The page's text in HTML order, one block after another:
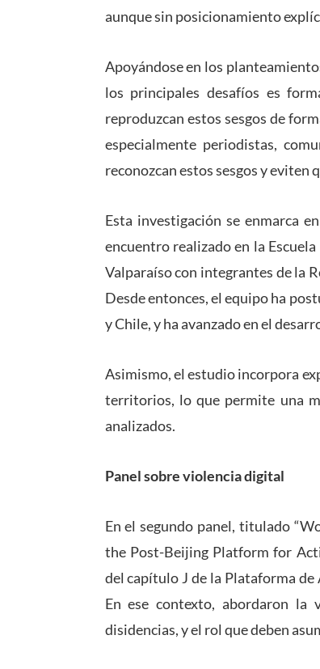
aunque sin posicionamiento
Apoyándose en los
los principales desafíos es
reproduzcan estos sesgos de
especialmente periodistas,
reconozcan estos sesgos y eviten
Esta investigación se enmarca
encuentro realizado en la
Valparaíso con integrantes de la
Desde entonces, el equipo ha
y Chile, y ha avanzado en el
Asimismo, el estudio incorpora
territorios, lo que permite una
analizados.
Panel sobre violencia digital
En el segundo panel, titulado
the Post-Beijing Platform for
del capítulo J de la Plataforma
En ese contexto, abordaron
disidencias, y el rol que deben